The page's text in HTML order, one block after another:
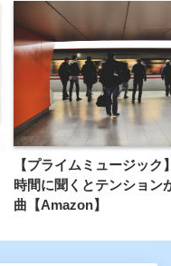
【プライムミュージック
時間に聞くとテンション
曲【Amazon】